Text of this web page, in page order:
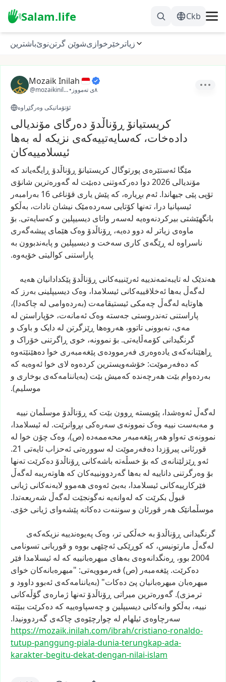
Salam.life Ckb
باشتریننوێشوێن گرتنخێرخوازی زیاتر
Mozaik Inilah
@mozaikinilah• ٨ی تەمووز
ئۆتۆماتیکی وەرگێڕاوە
كریستیانۆ ڕۆناڵدۆ دەرگای مۆندیالی
دادەخات، کەسایەتییەکەی نزیکە لە بەها
ئیسلامییەکان
مێگا ئەستێرەی پورتوگال کریستیانۆ ڕۆناڵدۆ ڕایگەیاند کە
مۆندیالی 2026دوا دەرکەوتنی دەبێت لە گەورەترین شانۆی
تۆپی پێی جیهاندا. ئەم بڕیارە، کە پێش یاری قۆناغی 16 بەرامبەر
ئیسپانیا درا، تەنها کۆتایی سەردەمێک نیشان نادات، بەڵکو
بانگهێشتی بیرکردنەوەیە لەسەر واتای دیسیپلین و کەسایەتی. بۆ
ماوەی زیاتر لە دوو دەیە، ڕۆناڵدۆ وەک هێمای پیشەگەری
ناسراوە لە ڕێگەی کاری سەخت و دیسیپلین و پابەندبوون بە
پاراستنی کوالیتی خۆیەوە.
هەندێک لە تایبەتمەندییە ئەرێنییەکانی ڕۆناڵدۆ پێکدادانیان هەیە
لەگەڵ بەها ئەخلاقییەکانی ئیسلامدا، وەک دیسیپلینی بەرز کە
هاوتایە لەگەڵ چەمکی ئیستیقامەت (بەردەوامی لە چاکەدا)،
پاراستنی تەندروستی جەستە وەک ئەمانەت، خۆپاراستن لە
مەی، نەبوونی تاتوو، هەروەها ڕێزگرتن لە دایک و باوک و
گرنگیدانی کۆمەڵایەتی. بۆ نموونە، خوی ڕاگرتنی خۆراک و
ڕاهێنانەکەی یادەوەری فەرموودەی پێغەمبەری خوا دەهێنێتەوە
کە دەفەرموێت: خۆشەویسترین کردەوە لای خوا ئەوەیە کە
بەردەوام بێت هەرچەندە کەمیش بێت (بەیاننامەکەی بوخاری و
موسلیم).
لەگەڵ ئەوەشدا، پێویستە ڕوون بێت کە ڕۆناڵدۆ موسڵمان نییە
و مەبەست نییە وەک نموونەی سەرەکی بڕوانرێت. لە ئیسلامدا،
نموونەی تەواو هەر پێغەمبەر محەممەدە (ص)، وەک چۆن خوا لە
قورئانی پیرۆزدا دەفەرموێت لە سوورەتی ئەحزاب ئایەتی 21.
ئەو ڕێزلێنانەی کە بۆ خسڵەتە باشەکانی ڕۆناڵدۆ دەکرێت تەنها
بۆ وەرگرتنی داناییە لە بەها گەردوونییەکان کە هاوتەریبە لەگەڵ
فێرکارییەکانی ئیسلامدا، بەبێ ئەوەی هەموو لایەنەکانی ژیانی
قبوڵ بکرێت کە لەوانەیە نەگونجێت لەگەڵ شەریعەتدا.
موسڵمانێک هەر قورئان و سوننەت دەکاتە پێشەوای ژیانی خۆی.
گرنگیدانی ڕۆناڵدۆ بە خەڵکی تر، وەک پەیوەندییە نزیکەکەی
لەگەڵ مارتونیس، کە کوڕێکی ئەچێهی بووە و قوربانی تسونامی
2004 بوو، ڕەنگدانەوەی بەهای میهرەبانییە کە لە ئیسلامدا فێر
دەکرێت. پێغەمبەر (ص) فەرموویەتی: "میهرەبانەکان خوای
میهرەبان میهرەبانیان پێ دەکات" (بەیاننامەکەی ئەبوو داوود و
ترمزی). گەورەترین میراتی ڕۆناڵدۆ تەنها ژمارەی گۆڵەکانی
نییە، بەڵکو وانەکانی دیسیپلین و چەسپاوەییە کە دەکرێت ببێتە
سەرچاوەی ئیلهام لە چوارچێوەی چاکەی گەردوونیدا.
https://mozaik.inilah.com/ibrah/cristiano-ronaldo-
tutup-panggung-piala-dunia-terungkap-ada-
karakter-begitu-dekat-dengan-nilai-islam